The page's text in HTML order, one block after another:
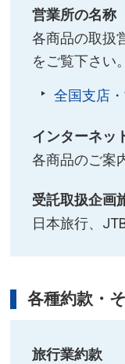
営業所の名称
各商品の取扱
をご覧下さい。
全国支店
インターネッ
各商品のご案
受託取扱企画
日本旅行、
各種約款・
旅行業約款